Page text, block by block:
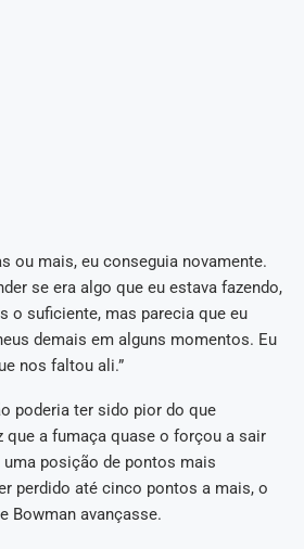
ou mais, eu conseguia novamente.
se era algo que eu estava fazendo,
o suficiente, mas parecia que eu
demais em alguns momentos. Eu
nos faltou ali.”
poderia ter sido pior do que
que a fumaça quase o forçou a sair
posição de pontos mais
perdido até cinco pontos a mais, o
Bowman avançasse.